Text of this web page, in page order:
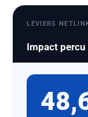
LEVIERS
Impact percu